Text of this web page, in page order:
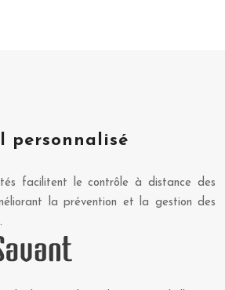
personnalisé
facilitent le contrôle à distance des
la prévention et la gestion des